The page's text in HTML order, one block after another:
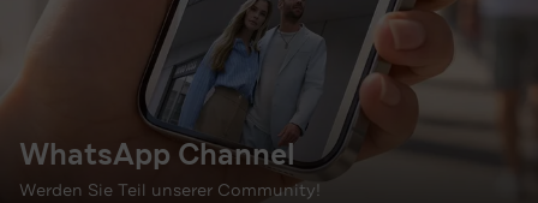
WhatsApp Channel
Werden Sie Teil unserer Community!